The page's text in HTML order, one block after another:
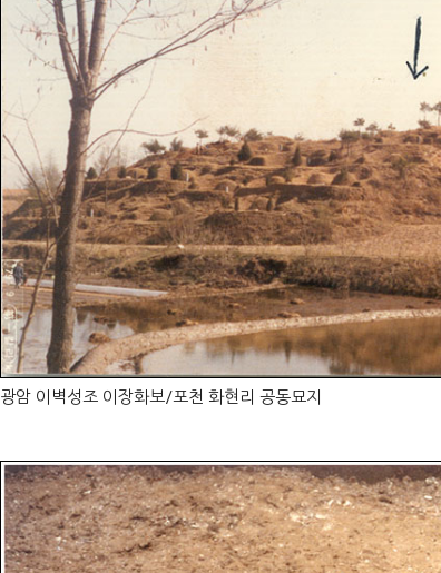
광암 이벽성조 이장화보/포천 화현리 공동묘지